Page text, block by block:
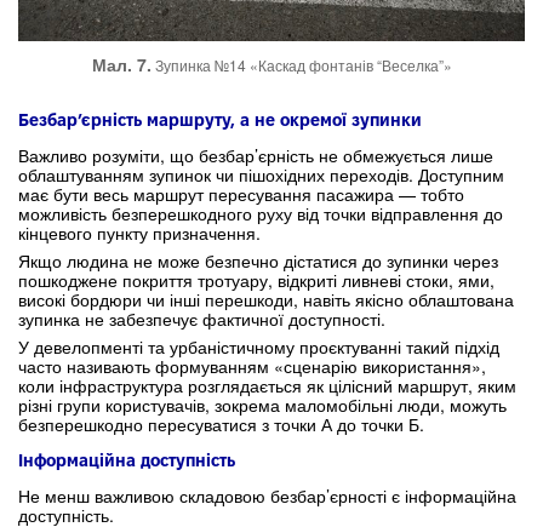
Мал. 7. Зупинка №14 «Каскад фонтанів “Веселка”»
Безбар’єрність маршруту, а не окремої зупинки
Важливо розуміти, що безбар’єрність не обмежується лише
облаштуванням зупинок чи пішохідних переходів. Доступним
має бути весь маршрут пересування пасажира — тобто
можливість безперешкодного руху від точки відправлення до
кінцевого пункту призначення.
Якщо людина не може безпечно дістатися до зупинки через
пошкоджене покриття тротуару, відкриті ливневі стоки, ями,
високі бордюри чи інші перешкоди, навіть якісно облаштована
зупинка не забезпечує фактичної доступності.
У девелопменті та урбаністичному проєктуванні такий підхід
часто називають формуванням «сценарію використання»,
коли інфраструктура розглядається як цілісний маршрут, яким
різні групи користувачів, зокрема маломобільні люди, можуть
безперешкодно пересуватися з точки А до точки Б.
Інформаційна доступність
Не менш важливою складовою безбар’єрності є інформаційна
доступність.